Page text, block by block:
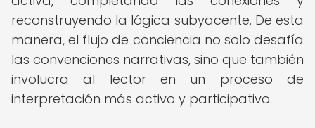
reconstruyendo la lógica subyacente. De esta
manera, el flujo de conciencia no solo desafía
las convenciones narrativas, sino que también
involucra al lector en un proceso de
interpretación más activo y participativo.